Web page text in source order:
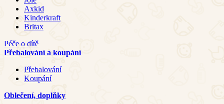
Axkid
Kinderkraft
Britax
Péče o dítě
Přebalování a koupání
Přebalování
Koupání
Oblečení, doplňky